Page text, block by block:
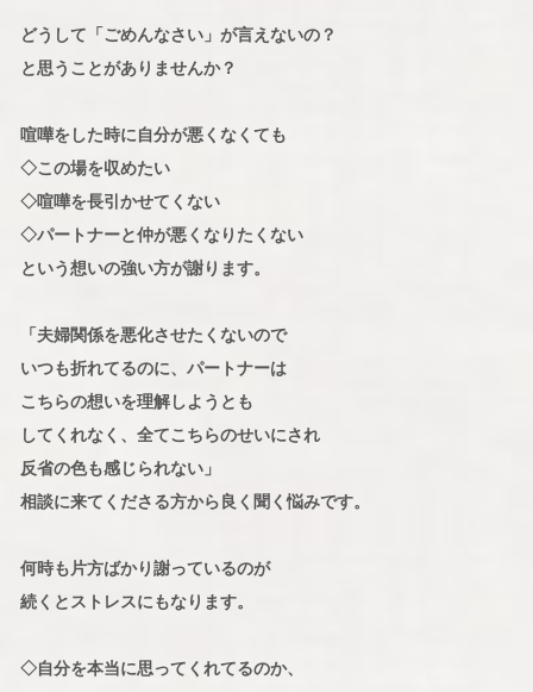
どうして「ごめんなさい」が言えないの？
と思うことがありませんか？
喧嘩をした時に自分が悪くなくても
◇この場を収めたい
◇喧嘩を長引かせてくない
◇パートナーと仲が悪くなりたくない
という想いの強い方が謝ります。
「夫婦関係を悪化させたくないので
いつも折れてるのに、パートナーは
こちらの想いを理解しようとも
してくれなく、全てこちらのせいにされ
反省の色も感じられない」
相談に来てくださる方から良く聞く悩みです。
何時も片方ばかり謝っているのが
続くとストレスにもなります。
◇自分を本当に思ってくれてるのか、